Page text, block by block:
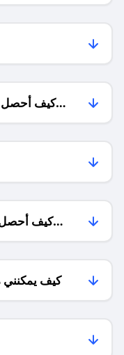
كيف أحصل
كيف أحصل
كيف يمكنني